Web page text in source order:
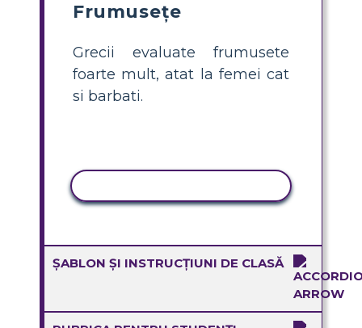
Frumuseţe
Grecii evaluate frumusete
foarte mult, atat la femei cat
si barbati.
ȘABLON ȘI INSTRUCȚIUNI DE CLASĂ